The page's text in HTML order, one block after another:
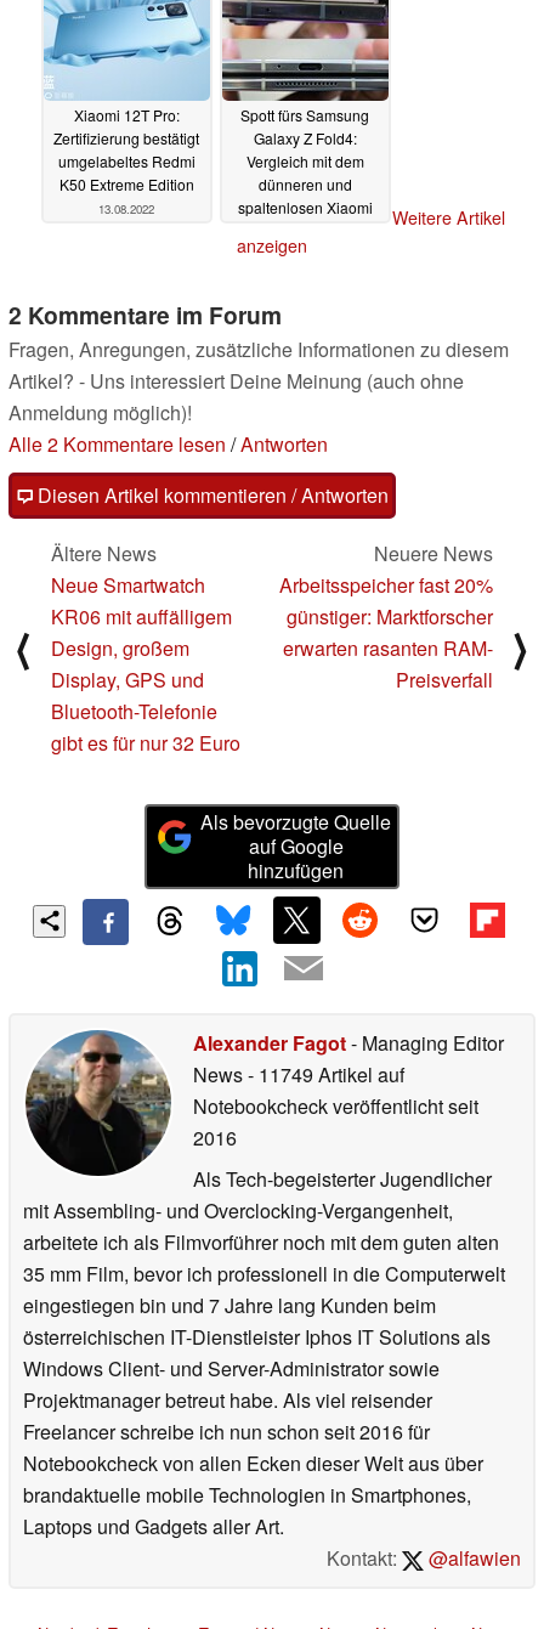
14.08.2022
Xiaomi 12T Pro:
Zertifizierung bestätigt
umgelabeltes Redmi
K50 Extreme Edition
13.08.2022
Spott fürs Samsung
Galaxy Z Fold4:
Vergleich mit dem
dünneren und
spaltenlosen Xiaomi
aber auch die Vorteile
Weitere Artikel
anzeigen
2 Kommentare im Forum
Fragen, Anregungen, zusätzliche Informationen zu diesem
Artikel? - Uns interessiert Deine Meinung (auch ohne
Anmeldung möglich)!
Alle 2 Kommentare lesen /Antworten
Diesen Artikel kommentieren / Antworten
⟨
Ältere News
Neue Smartwatch
KR06 mit auffälligem
Design, großem
Display, GPS und
Bluetooth-Telefonie
gibt es für nur 32 Euro
Neuere News
Arbeitsspeicher fast 20%
günstiger: Marktforscher
erwarten rasanten RAM-
Preisverfall
⟩
Als bevorzugte Quelle
auf Google
hinzufügen
Alexander Fagot- Managing Editor
News- 11749 Artikel auf
Notebookcheck veröffentlichtseit
2016
Als Tech-begeisterter Jugendlicher
mit Assembling- und Overclocking-Vergangenheit,
arbeitete ich als Filmvorführer noch mit dem guten alten
35 mm Film, bevor ich professionell in die Computerwelt
eingestiegen bin und 7 Jahre lang Kunden beim
österreichischen IT-Dienstleister Iphos IT Solutions als
Windows Client- und Server-Administrator sowie
Projektmanager betreut habe. Als viel reisender
Freelancer schreibe ich nun schon seit 2016 für
Notebookcheck von allen Ecken dieser Welt aus über
brandaktuelle mobile Technologien in Smartphones,
Laptops und Gadgets aller Art.
Kontakt:
@alfawien